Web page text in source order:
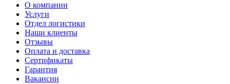
О компании
Услуги
Отдел логистики
Наши клиенты
Отзывы
Оплата и доставка
Сертификаты
Гарантия
Вакансии